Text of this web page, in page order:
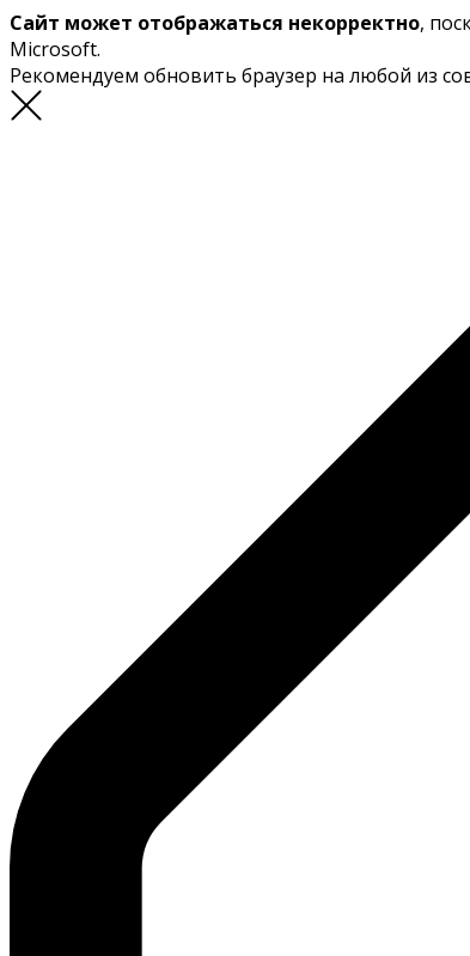
Сайт может отображаться некорректно,
Microsoft.
Рекомендуем обновить браузер на любой из